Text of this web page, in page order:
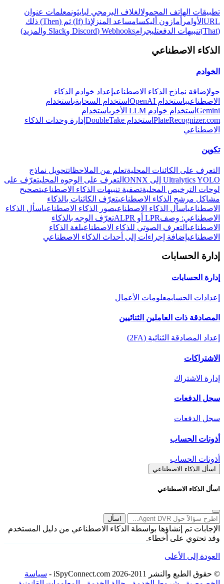
تطبيقات الهاتف المحمولالغلاف البرمجي لبايثونمعلمات عنوان
URL الأوامر أمازون أليكسامساعد المنزل
إذا (If) ثم (Then) ذلك
(That)
تنبيهات الدفعتليجرامWebhooks (Discord وSlack والمزيد)
الذكاء الاصطناعي
الخوادم
حولإضافة نماذج الذكاء الاصطناعيإعداد خوادم الذكاء
الاصطناعيباستخدام OpenAI استخدام السحابةباستخدام
Gemini استخدام خوادم LLM الأخرى
استخدام
PlateRecognizer.com استخدام DoubleTake
إدارة وحدات الذكاء
الاصطناعي
تكوين
التعرف على الكائنات المحليةتعلم من الملاحظاتتحويل نماذج
Ultralytics YOLO إلى ONNX
التعرف على الوجوه المحليتعرّف على
لوحات الترخيص المحليةتصفية تنبيهات الذكاء الاصطناعيتصحيح
مشاكل مرشح الذكاء الاصطناعيتعرّف الكائنات بالذكاء
الاصطناعياسأل الذكاء الاصطناعيصور الذكاء الاصطناعياسأل الذكاء
الاصطناعي: وصفLPR أو ALPR
تعرّف الوجه بالذكاء
الاصطناعيالتعرف الصوتي للذكاء الاصطناعيلغة الذكاء
الاصطناعيإضافة إجراءات إلى أحداث الذكاء الاصطناعي
إدارة الحسابات
إدارة الحسابات
إعدادات الحسابمعلومات الأعمال
المصادقة ذات العاملين الثنائيين
إعداد المصادقة الثنائية (2FA)
الاشتراكات
إدارة الاشتراك
سجل الدفعات
سجل الدفعات
أذونات الحساب
أذونات الحساب
اسأل الذكاء الاصطناعي
اسأل الذكاء الاصطناعي
اسأل
الإجابات تم إنشاؤها بواسطة الذكاء الاصطناعي من دليل المستخدم
وقد تحتوي على أخطاء.
العودة إلى الأعلى
© حقوق الطبع والنشر 2011-2026 iSpyConnect.com -
سياسة